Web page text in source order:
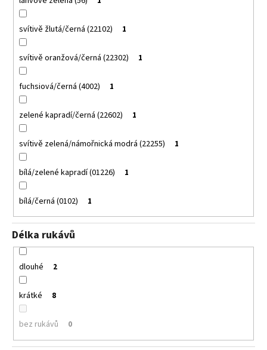
svítivě žlutá/černá (22102) 1
svítivě oranžová/černá (22302) 1
fuchsiová/černá (4002) 1
zelené kapradí/černá (22602) 1
svítivě zelená/námořnická modrá (22255) 1
bílá/zelené kapradí (01226) 1
bílá/černá (0102) 1
Délka rukávů
dlouhé 2
krátké 8
bez rukávů 0